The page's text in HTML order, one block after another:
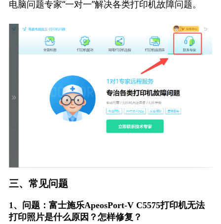
电脑问题专家“一对一”解决各类打印机故障问题。
三、常见问题
1、问题：富士施乐ApeosPort-V C5575打印机无法
打印照片是什么原因？怎样修复？